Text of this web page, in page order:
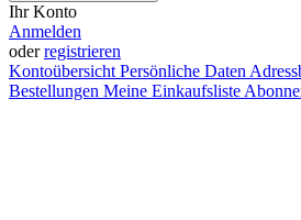
Ihr Konto
Anmelden
oderregistrieren
Kontoübersicht Persönliche Daten
Bestellungen Meine Einkaufsliste